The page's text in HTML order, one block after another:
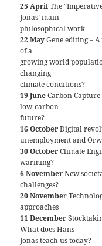
25 AprilThe
Jonas’ main
philosophical work
22 MayGene editing –
of a
growing world
changing
climate conditions?
19 JuneCarbon
low-carbon
future?
16 OctoberDigital
unemployment and
30 OctoberClimate
warming?
6 NovemberNew
challenges?
20 November
approaches
11 December
What does Hans
Jonas teach us today?